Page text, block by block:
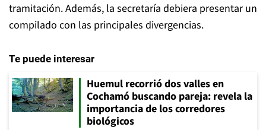
tramitación. Además, la secretaría debiera presentar un
compilado con las principales divergencias.
Te puede interesar
Huemul recorrió dos valles en
Cochamó buscando pareja: revela la
importancia de los corredores
biológicos